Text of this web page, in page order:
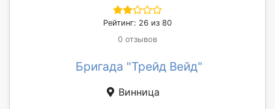
Рейтинг: 26 из 80
0 отзывов
Бригада "Трейд Вейд"
Винница